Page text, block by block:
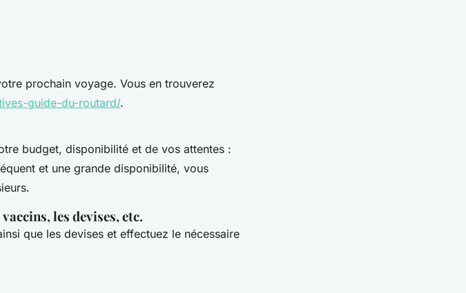
prochain voyage. Vous en trouverez
guide-du-routard/.
budget, disponibilité et de vos attentes :
et une grande disponibilité, vous
les devises, etc.
que les devises et effectuez le nécessaire